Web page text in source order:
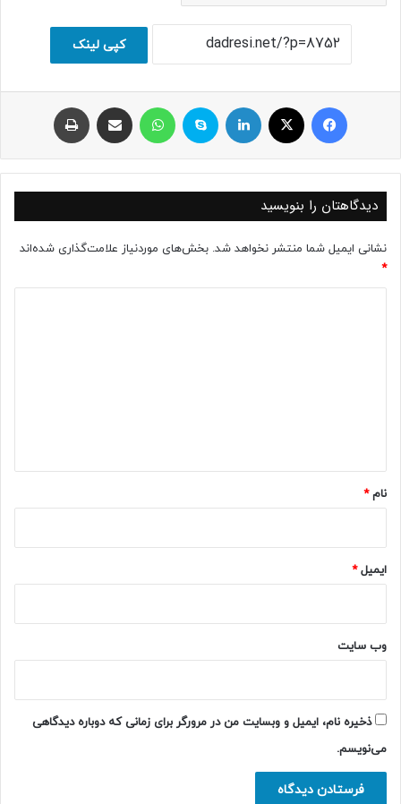
کپی لینک
فیسبوک ایکس لینکداین اسکایپ واتس آپ اشتراک با ایمیل
دیدگاهتان را بنویسید
نشانی ایمیل شما منتشر نخواهد شد. بخش‌های موردنیاز علامت‌گذاری شده‌اند
*
نام*
ایمیل*
وب‌ سایت
ذخیره نام، ایمیل و وبسایت من در مرورگر برای زمانی که دوباره دیدگاهی
می‌نویسم.